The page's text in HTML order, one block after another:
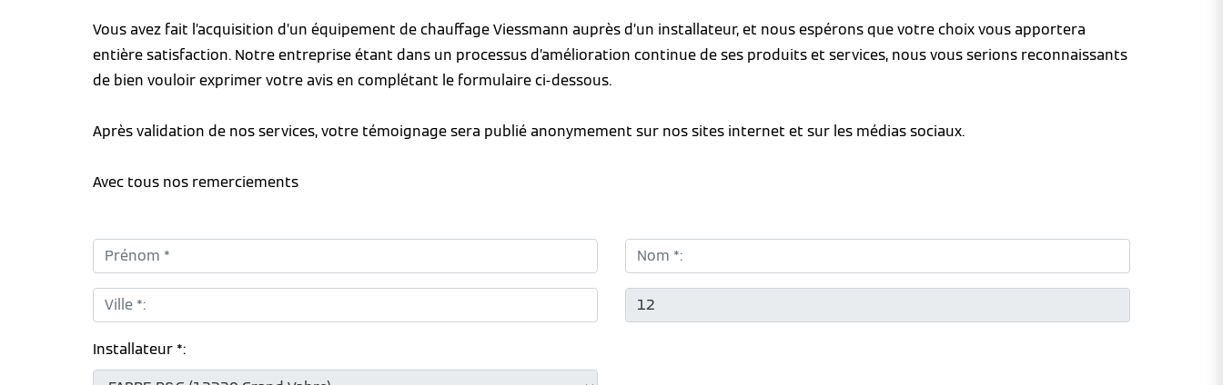
Vous avez fait l’acquisition d’un équipement de chauffage Viessmann auprès d’un installateur, et nous espérons que votre choix vous apportera
entière satisfaction. Notre entreprise étant dans un processus d’amélioration continue de ses produits et services, nous vous serions reconnaissants
de bien vouloir exprimer votre avis en complétant le formulaire ci-dessous.
Après validation de nos services, votre témoignage sera publié anonymement sur nos sites internet et sur les médias sociaux.
Avec tous nos remerciements
Prénom *: Nom *:
Ville *: CP *:
Installateur *: